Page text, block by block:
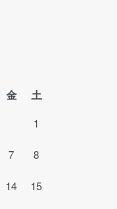
金 土
1
7 8
14 15